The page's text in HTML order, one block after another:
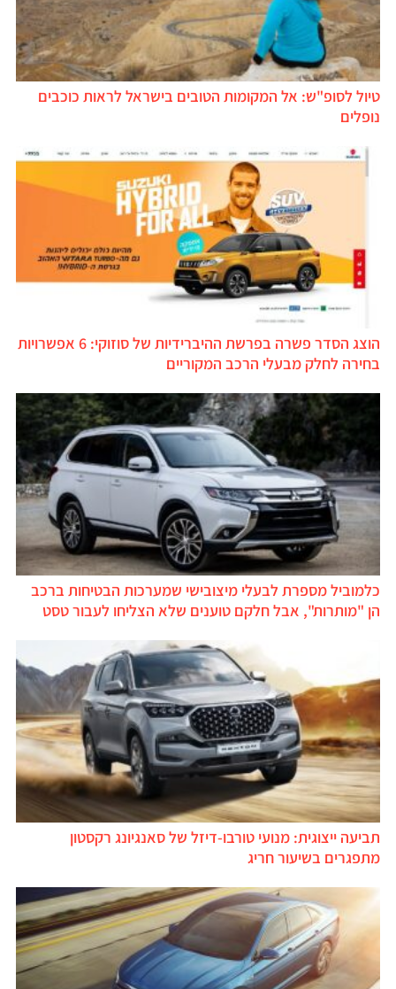
טיול לסופ"ש: אל המקומות הטובים בישראל לראות כוכבים
נופלים
הוצג הסדר פשרה בפרשת ההיברידיות של סוזוקי: 6 אפשרויות
בחירה לחלק מבעלי הרכב המקוריים
כלמוביל מספרת לבעלי מיצובישי שמערכות הבטיחות ברכב
הן "מותרות", אבל חלקם טוענים שלא הצליחו לעבור טסט
תביעה ייצוגית: מנועי טורבו-דיזל של סאנגיונג רקסטון
מתפגרים בשיעור חריג